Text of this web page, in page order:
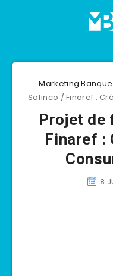
Marketing Banque
Sofinco / Finaref :
Projet de
Finaref :
8